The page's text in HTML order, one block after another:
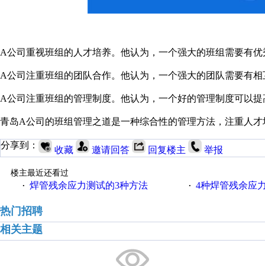
A公司重视班组的人才培养。他认为，一个强大的班组需要有
A公司注重班组的团队合作。他认为，一个强大的团队需要有
A公司注重班组的管理制度。他认为，一个好的管理制度可以
青岛A公司的班组管理之道是一种综合性的管理方法，注重人
分享到： 收藏 邀请回答 回复楼主 举报
楼主最近还看过
· 焊管残余应力测试的3种方法 · 4种焊管残余应
热门招聘
相关主题